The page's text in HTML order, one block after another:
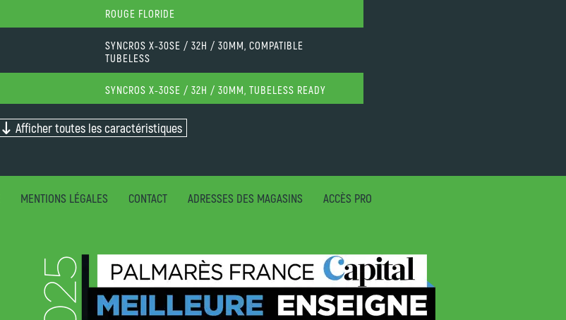
ROUGE FLORIDE
SYNCROS X-30SE / 32H / 30MM, COMPATIBLE
TUBELESS
SYNCROS X-30SE / 32H / 30MM, TUBELESS READY
Afficher toutes les caractéristiques
MENTIONS LÉGALES CONTACT ADRESSES DES MAGASINS ACCÈS PRO